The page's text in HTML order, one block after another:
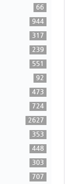
66
944
317
239
551
92
473
724
2627
353
448
303
707